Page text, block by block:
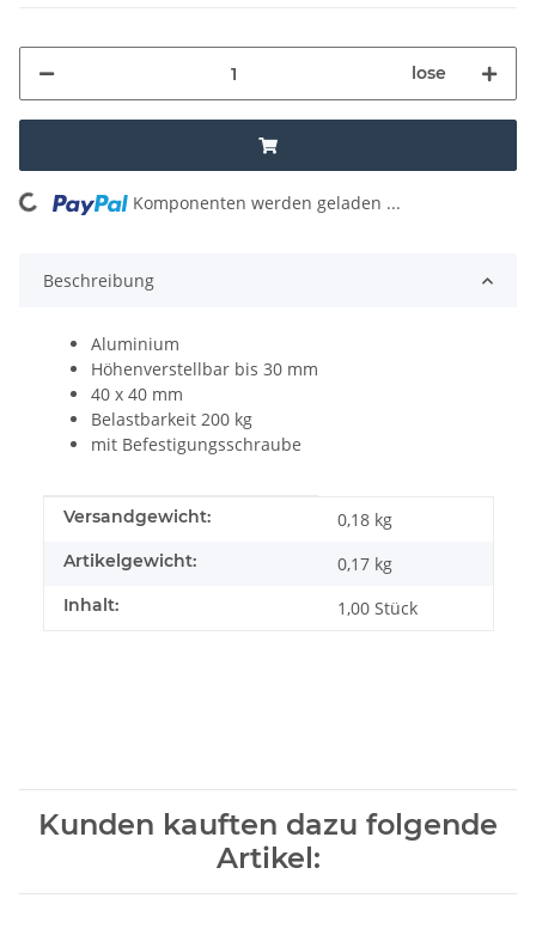
lose
Loading... Komponenten werden geladen ...
Beschreibung
Aluminium
Höhenverstellbar bis 30 mm
40 x 40 mm
Belastbarkeit 200 kg
mit Befestigungsschraube
Produkteigenschaft
Wert
Versandgewicht: 0,18 kg
Artikelgewicht: 0,17 kg
Inhalt: 1,00 Stück
Kunden kauften dazu folgende
Artikel: